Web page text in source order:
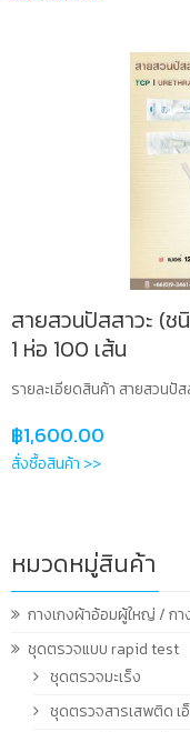
สายสวนปัสสาวะ (ช
1 ห่อ 100 เส้น
รายละเอียดสินค้า สายสวนปั
฿1,600.00
สั่งซื้อสินค้า >>
หมวดหมู่สินค้า
กางเกงผ้าอ้อมผู้ใหญ่ / ก
ชุดตรวจแบบ rapid test
ชุดตรวจมะเร็ง
ชุดตรวจสารเสพติด เ